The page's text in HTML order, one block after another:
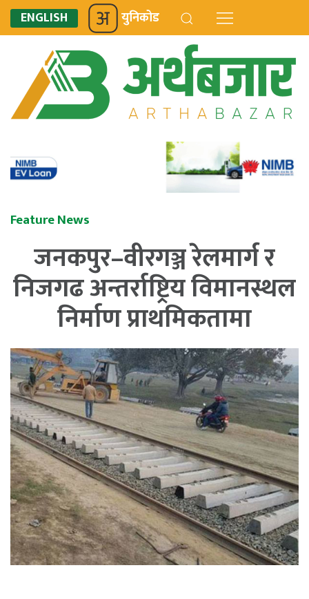
ENGLISH युनिकोड
Feature News
जनकपुर–वीरगञ्ज रेलमार्ग र
निजगढ अन्तर्राष्ट्रिय विमानस्थल
निर्माण प्राथमिकतामा